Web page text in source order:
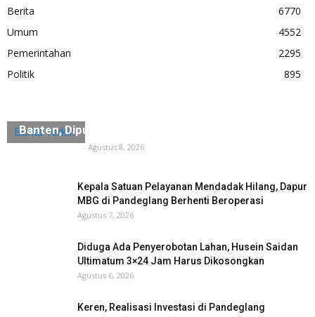
Berita
6770
Umum
4552
Pemerintahan
2295
Politik
895
Berita Terkini
Banten, Diputar di Museum Multatuli
- Agustus 8, 2026
Kepala Satuan Pelayanan Mendadak Hilang, Dapur
MBG di Pandeglang Berhenti Beroperasi
Agustus 7, 2026
Diduga Ada Penyerobotan Lahan, Husein Saidan
Ultimatum 3×24 Jam Harus Dikosongkan
Agustus 6, 2026
Keren, Realisasi Investasi di Pandeglang